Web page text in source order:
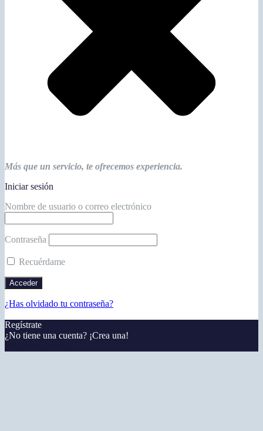
Más que un servicio, te ofrecemos experiencia.
Iniciar sesión
Nombre de usuario o correo electrónico
Contraseña
Recuérdame
¿Has olvidado tu contraseña?
Regístrate
¿No tiene una cuenta? ¡Crea una!